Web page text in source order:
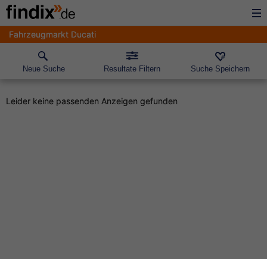
Fahrzeugmarkt Ducati
Neue Suche Resultate Filtern Suche Speichern
Leider keine passenden Anzeigen gefunden